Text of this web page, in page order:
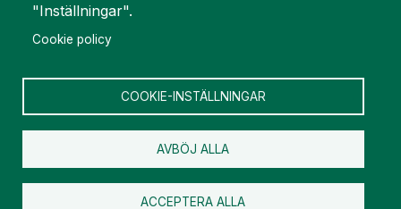
"Inställningar".
Cookie policy
COOKIE-INSTÄLLNINGAR
AVBÖJ ALLA
ACCEPTERA ALLA